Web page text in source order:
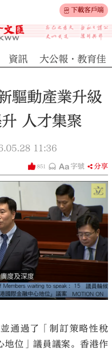
下載客戶端
資訊 大公報·教育佳
驅動產業升級
人才集聚
11:36
851 字號 分享
通過了「制訂策略性稅
地位」議員議案。香港作